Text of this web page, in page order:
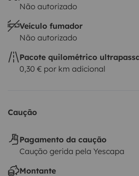
Não autorizado
Veículo fumador
Não autorizado
Pacote quilométrico
0,30 € por km adicional
Caução
Pagamento da caução
Caução gerida pela Yescapa
Montante